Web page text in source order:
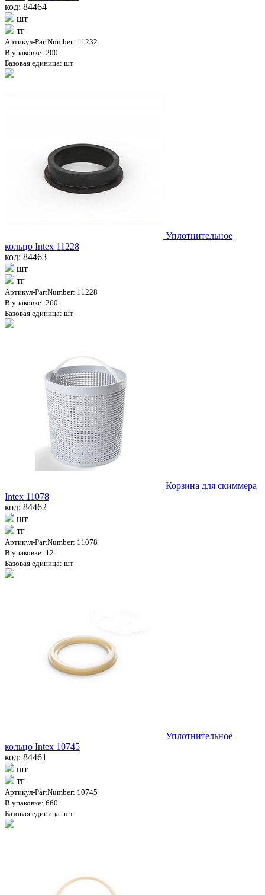
код: 84464
шт
тг
Артикул-PartNumber: 11232
В упаковке: 200
Базовая единица: шт
Уплотнительное
кольцо Intex 11228
код: 84463
шт
тг
Артикул-PartNumber: 11228
В упаковке: 260
Базовая единица: шт
Корзина для скиммера
Intex 11078
код: 84462
шт
тг
Артикул-PartNumber: 11078
В упаковке: 12
Базовая единица: шт
Уплотнительное
кольцо Intex 10745
код: 84461
шт
тг
Артикул-PartNumber: 10745
В упаковке: 660
Базовая единица: шт